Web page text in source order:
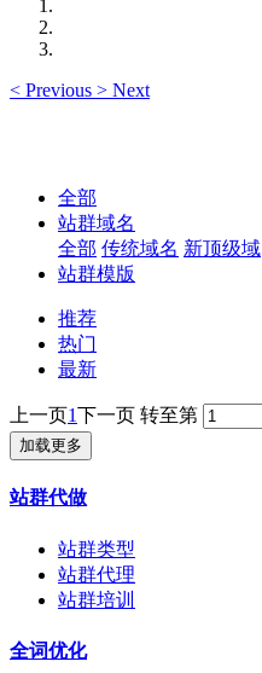
< Previous > Next
全部
站群域名
全部 传统域名 新顶级域
站群模版
推荐
热门
最新
上一页1下一页 转至第
加载更多
站群代做
站群类型
站群代理
站群培训
全词优化